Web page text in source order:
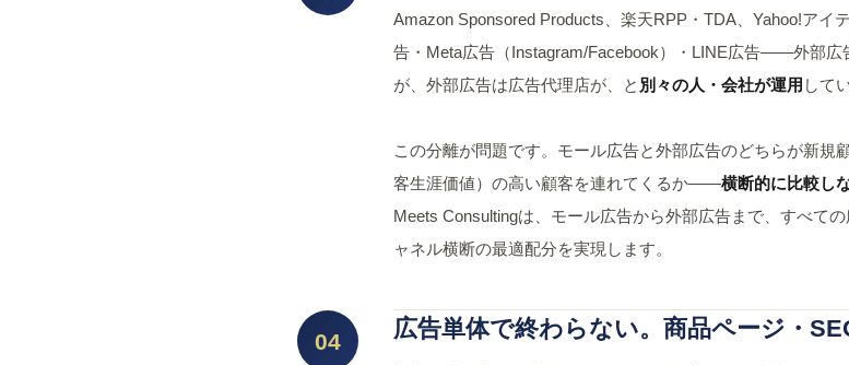
Amazon Sponsored Products、楽天RPP・TDA、Yahoo!ア
告・Meta広告（Instagram/Facebook）・LINE広告——外部広
が、外部広告は広告代理店が、と 別々の人・会社が運用 して
この分離が問題です。モール広告と外部広告のどちらが新規
客生涯価値）の高い顧客を連れてくるか——横断的に比較し
Meets Consultingは、モール広告から外部広告まで、すべて
ャネル横断の最適配分を実現します。
04 広告単体で終わらない。商品ページ・